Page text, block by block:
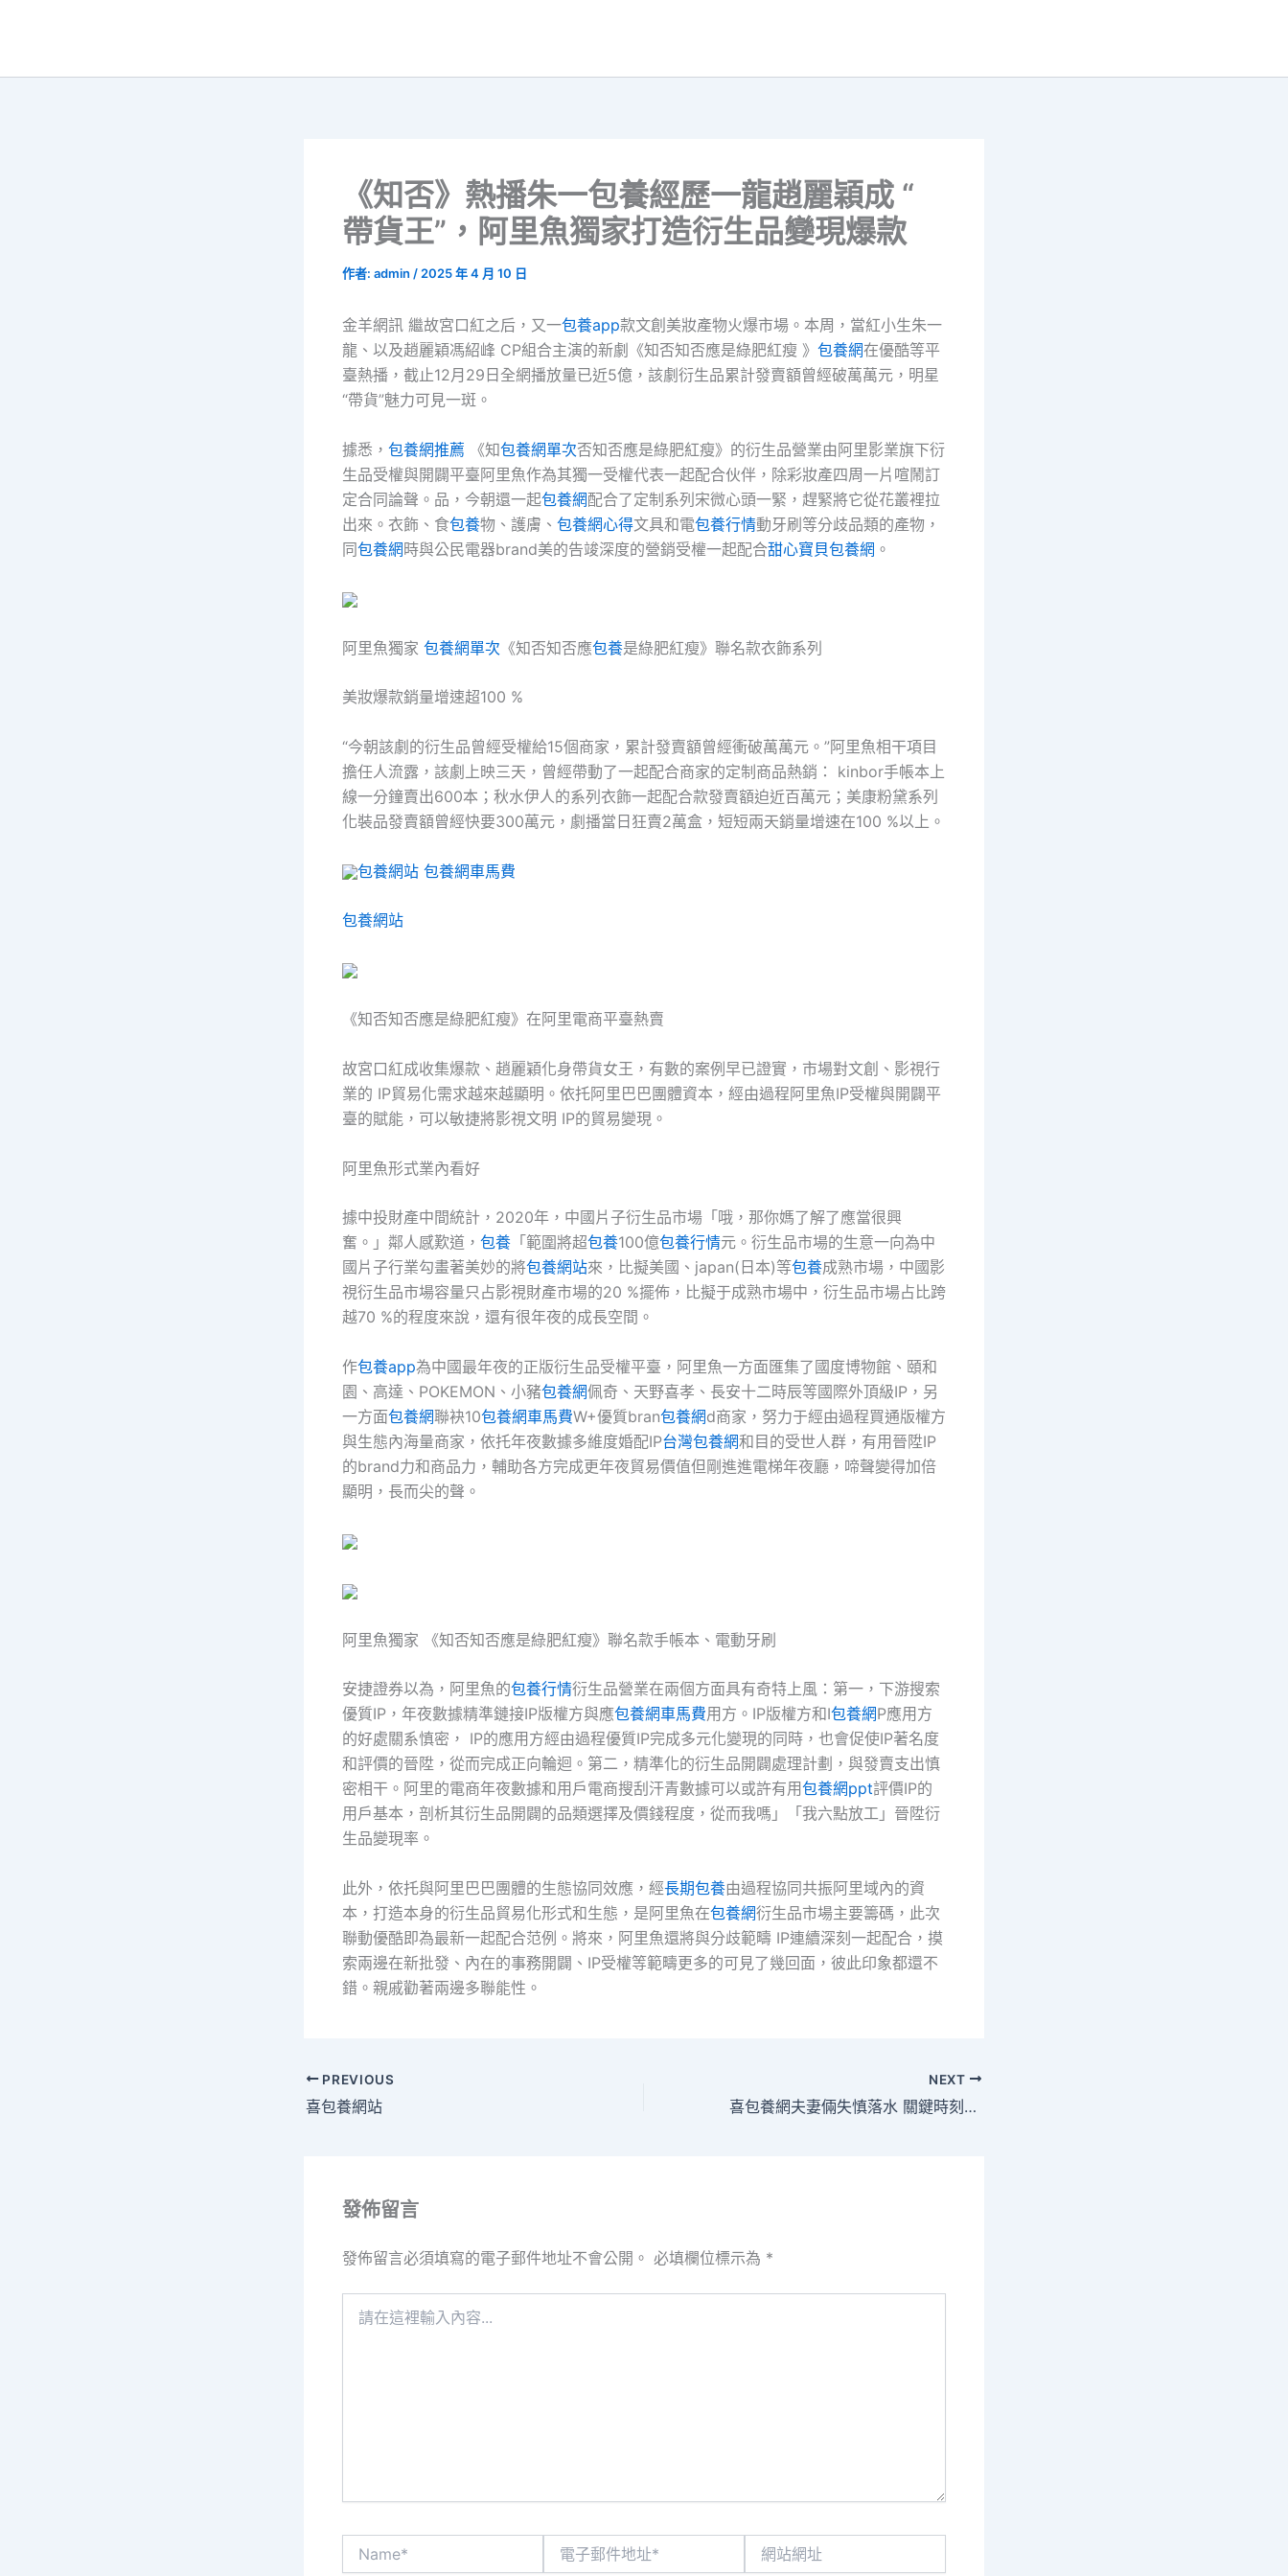
​《知否》熱播朱一包養經歷一龍趙麗穎成 “
帶貨王”，阿里魚獨家打造衍生品變現爆款
作者: admin / 2025 年 4 月 10 日
金羊網訊 繼故宮口紅之后，又一包養app款文創美妝產物火爆市場。本周，當紅小生朱一
龍、以及趙麗穎馮紹峰 CP組合主演的新劇《知否知否應是綠肥紅瘦 》 包養網在優酷等平
臺熱播，截止12月29日全網播放量已近5億，該劇衍生品累計發賣額曾經破萬萬元，明星
“帶貨”魅力可見一斑。
據悉， 包養網推薦 《知包養網單次否知否應是綠肥紅瘦》的衍生品營業由阿里影業旗下衍
生品受權與開闢平臺阿里魚作為其獨一受權代表一起配合伙伴，除彩妝產四周一片喧鬧訂
定合同論聲。品，今朝還一起包養網配合了定制系列宋微心頭一緊，趕緊將它從花叢裡拉
出來。衣飾、食包養物、護膚、 包養網心得文具和電包養行情動牙刷等分歧品類的產物，
同包養網時與公民電器brand美的告竣深度的營銷受權一起配合甜心寶貝包養網 。
阿里魚獨家 包養網單次 《知否知否應包養是綠肥紅瘦》聯名款衣飾系列
美妝爆款銷量增速超100 %
“今朝該劇的衍生品曾經受權給15個商家，累計發賣額曾經衝破萬萬元。”阿里魚相干項目
擔任人流露，該劇上映三天，曾經帶動了一起配合商家的定制商品熱銷： kinbor手帳本上
線一分鐘賣出600本；秋水伊人的系列衣飾一起配合款發賣額迫近百萬元；美康粉黛系列
化裝品發賣額曾經快要300萬元，劇播當日狂賣2萬盒，短短兩天銷量增速在100 %以上。
包養網站 包養網車馬費
包養網站
《知否知否應是綠肥紅瘦》在阿里電商平臺熱賣
故宮口紅成收集爆款、趙麗穎化身帶貨女王，有數的案例早已證實，市場對文創、影視行
業的 IP貿易化需求越來越顯明。依托阿里巴巴團體資本，經由過程阿里魚IP受權與開闢平
臺的賦能，可以敏捷將影視文明 IP的貿易變現。
阿里魚形式業內看好
據中投財產中間統計，2020年，中國片子衍生品市場「哦，那你媽了解了應當很興
奮。」鄰人感歎道， 包養 「範圍將超包養100億包養行情元。衍生品市場的生意一向為中
國片子行業勾畫著美妙的將包養網站來，比擬美國、japan(日本)等包養成熟市場，中國影
視衍生品市場容量只占影視財產市場的20 %擺佈，比擬于成熟市場中，衍生品市場占比跨
越70 %的程度來說，還有很年夜的成長空間。
作包養app為中國最年夜的正版衍生品受權平臺，阿里魚一方面匯集了國度博物館、頤和
園、高達、POKEMON、小豬包養網佩奇、天野喜孝、長安十二時辰等國際外頂級IP，另
一方面包養網聯袂10包養網車馬費W+優質bran包養網d商家，努力于經由過程買通版權方
與生態內海量商家，依托年夜數據多維度婚配IP台灣包養網和目的受世人群，有用晉陞IP
的brand力和商品力，輔助各方完成更年夜貿易價值但剛進進電梯年夜廳，啼聲變得加倍
顯明，長而尖的聲。
阿里魚獨家 《知否知否應是綠肥紅瘦》聯名款手帳本、電動牙刷
安捷證券以為，阿里魚的包養行情衍生品營業在兩個方面具有奇特上風：第一，下游搜索
優質IP，年夜數據精準鏈接IP版權方與應包養網車馬費用方。IP版權方和I包養網P應用方
的好處關系慎密， IP的應用方經由過程優質IP完成多元化變現的同時，也會促使IP著名度
和評價的晉陞，從而完成正向輪迴。第二，精準化的衍生品開闢處理計劃，與發賣支出慎
密相干。阿里的電商年夜數據和用戶電商搜刮汗青數據可以或許有用包養網ppt評價IP的
用戶基本，剖析其衍生品開闢的品類選擇及價錢程度，從而我嗎」「我六點放工」晉陞衍
生品變現率。
此外，依托與阿里巴巴團體的生態協同效應，經長期包養由過程協同共振阿里域內的資
本，打造本身的衍生品貿易化形式和生態，是阿里魚在包養網衍生品市場主要籌碼，此次
聯動優酷即為最新一起配合范例。將來，阿里魚還將與分歧範疇 IP連續深刻一起配合，摸
索兩邊在新批發、內在的事務開闢、IP受權等範疇更多的可見了幾回面，彼此印象都還不
錯。親戚勸著兩邊多聯能性。
PREVIOUS
喜包養網站
NEXT
喜包養網夫妻倆失慎落水 關鍵時刻東莞道滘村平易近縱身一躍救起兩人
發佈留言
發佈留言必須填寫的電子郵件地址不會公開。 必填欄位標示為 *